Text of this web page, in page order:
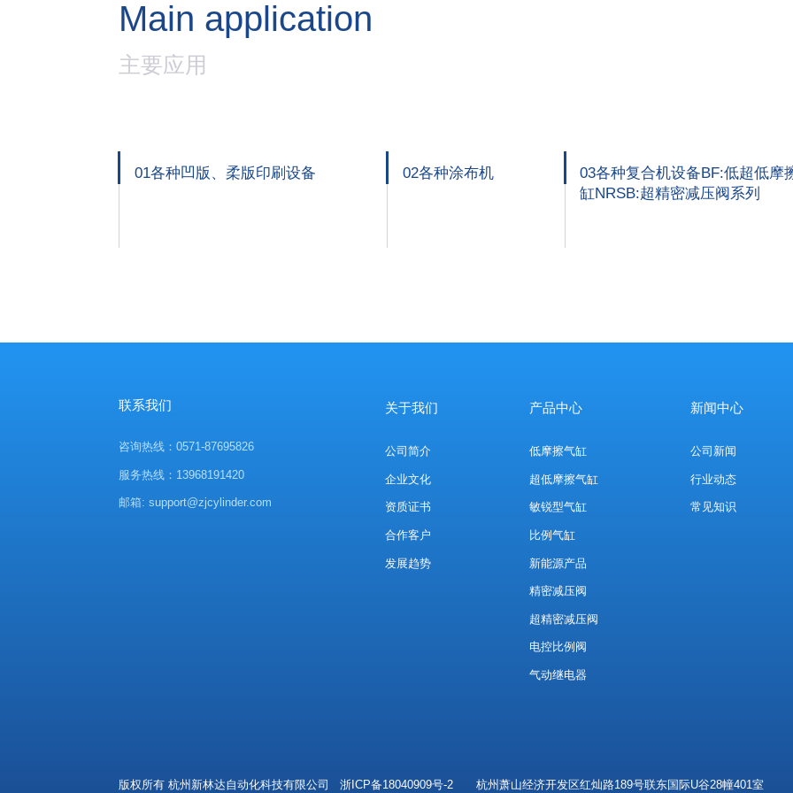
Main application
主要应用
01各种凹版、柔版印刷设备 02各种涂布机
03各种复合机设备BF:低超低摩
缸NRSB:超精密减压阀系列
联系我们
咨询热线：0571-87695826
服务热线：13968191420
邮箱: support@zjcylinder.com
关于我们
公司简介
企业文化
资质证书
合作客户
发展趋势
产品中心
低摩擦气缸
超低摩擦气缸
敏锐型气缸
比例气缸
新能源产品
精密减压阀
超精密减压阀
电控比例阀
气动继电器
新闻中心
公司新闻
行业动态
常见知识
版权所有 杭州新林达自动化科技有限公司浙ICP备18040909号-2 杭州萧山经济开发区红灿路189号联东国际U谷28幢401室